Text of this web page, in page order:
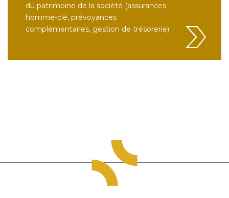
du patrimoine de la société (assurances
homme-clé, prévoyances
complémentaires, gestion de trésorerie).